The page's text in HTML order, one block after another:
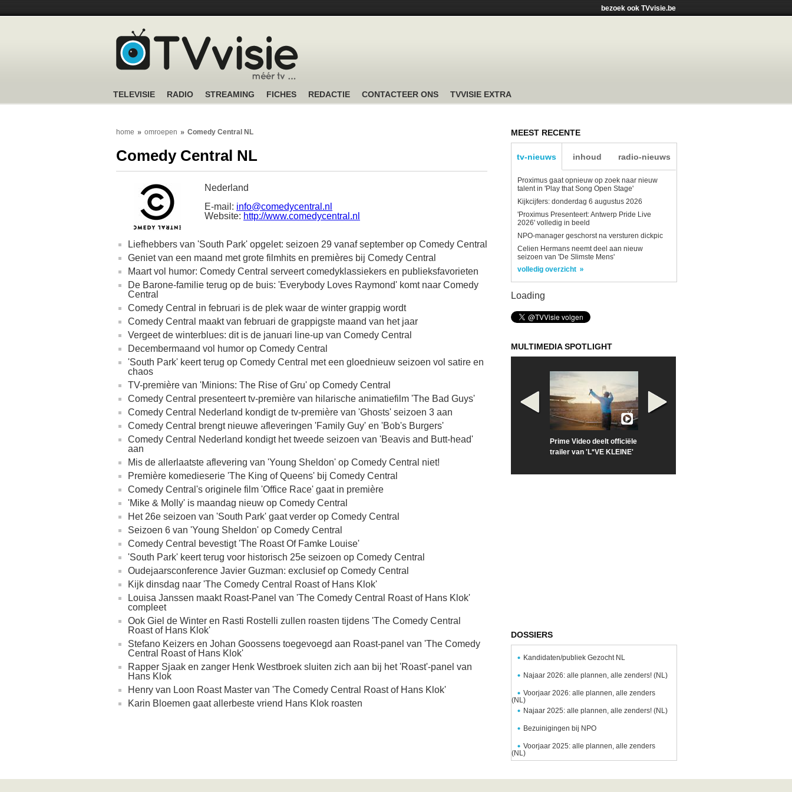
bezoek ook TVvisie.be
TELEVISIE RADIO STREAMING FICHES REDACTIE CONTACTEER ONS TVVISIE EXTRA
home omroepen Comedy Central NL
Comedy Central NL
Nederland
E-mail: info@comedycentral.nl
Website: http://www.comedycentral.nl
Liefhebbers van 'South Park' opgelet: seizoen 29 vanaf september op Comedy Central
Geniet van een maand met grote filmhits en premières bij Comedy Central
Maart vol humor: Comedy Central serveert comedyklassiekers en publieksfavorieten
De Barone-familie terug op de buis: 'Everybody Loves Raymond' komt naar Comedy
Central
Comedy Central in februari is de plek waar de winter grappig wordt
Comedy Central maakt van februari de grappigste maand van het jaar
Vergeet de winterblues: dit is de januari line-up van Comedy Central
Decembermaand vol humor op Comedy Central
'South Park' keert terug op Comedy Central met een gloednieuw seizoen vol satire en
chaos
TV-première van 'Minions: The Rise of Gru' op Comedy Central
Comedy Central presenteert tv-première van hilarische animatiefilm 'The Bad Guys'
Comedy Central Nederland kondigt de tv-première van 'Ghosts' seizoen 3 aan
Comedy Central brengt nieuwe afleveringen 'Family Guy' en 'Bob's Burgers'
Comedy Central Nederland kondigt het tweede seizoen van 'Beavis and Butt-head'
aan
Mis de allerlaatste aflevering van 'Young Sheldon' op Comedy Central niet!
Première komedieserie 'The King of Queens' bij Comedy Central
Comedy Central's originele film 'Office Race' gaat in première
'Mike & Molly' is maandag nieuw op Comedy Central
Het 26e seizoen van 'South Park' gaat verder op Comedy Central
Seizoen 6 van 'Young Sheldon' op Comedy Central
Comedy Central bevestigt 'The Roast Of Famke Louise'
'South Park' keert terug voor historisch 25e seizoen op Comedy Central
Oudejaarsconference Javier Guzman: exclusief op Comedy Central
Kijk dinsdag naar 'The Comedy Central Roast of Hans Klok'
Louisa Janssen maakt Roast-Panel van 'The Comedy Central Roast of Hans Klok'
compleet
Ook Giel de Winter en Rasti Rostelli zullen roasten tijdens 'The Comedy Central
Roast of Hans Klok'
Stefano Keizers en Johan Goossens toegevoegd aan Roast-panel van 'The Comedy
Central Roast of Hans Klok'
Rapper Sjaak en zanger Henk Westbroek sluiten zich aan bij het 'Roast'-panel van
Hans Klok
Henry van Loon Roast Master van 'The Comedy Central Roast of Hans Klok'
Karin Bloemen gaat allerbeste vriend Hans Klok roasten
MEEST RECENTE
tv-nieuws inhoud radio-nieuws
Proximus gaat opnieuw op zoek naar nieuw
talent in 'Play that Song Open Stage'
Kijkcijfers: donderdag 6 augustus 2026
'Proximus Presenteert: Antwerp Pride Live
2026' volledig in beeld
NPO-manager geschorst na versturen dickpic
Celien Hermans neemt deel aan nieuw
seizoen van 'De Slimste Mens'
volledig overzicht
Loading
MULTIMEDIA SPOTLIGHT
Prime Video deelt officiële
trailer van 'L*VE KLEINE'
DOSSIERS
Kandidaten/publiek Gezocht NL
Najaar 2026: alle plannen, alle zenders! (NL)
Voorjaar 2026: alle plannen, alle zenders
(NL)
Najaar 2025: alle plannen, alle zenders! (NL)
Bezuinigingen bij NPO
Voorjaar 2025: alle plannen, alle zenders
(NL)